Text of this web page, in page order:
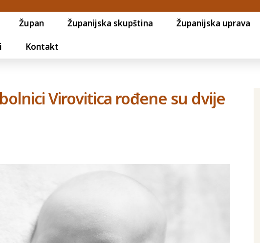
Župan Županijska skupština Županijska uprava
Kontakt
Virovitica rođene su dvije